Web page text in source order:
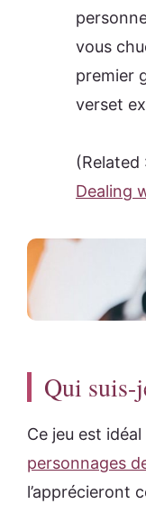
vous
premier
verset
(Related
Dealing
Qui suis-
Ce jeu est
personnages
l’apprécieront